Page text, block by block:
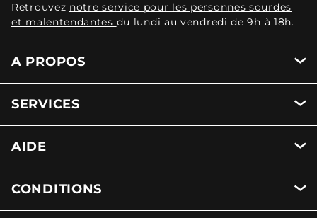
Retrouvez notre service pour les personnes sourdes
et malentendantes du lundi au vendredi de 9h à 18h.
A PROPOS
SERVICES
AIDE
CONDITIONS